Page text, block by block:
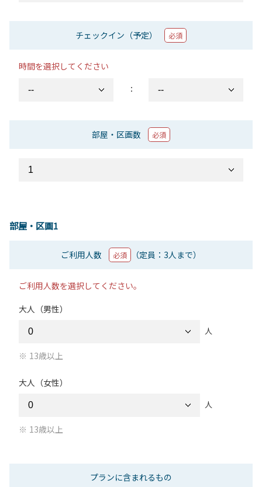
チェックイン（予定） 必須
時間を選択してください
：
部屋・区画数 必須
部屋・区画1
ご利用人数 必須 （定員：3人まで）
ご利用人数を選択してください。
大人（男性）
人
13歳以上
大人（女性）
人
13歳以上
プランに含まれるもの